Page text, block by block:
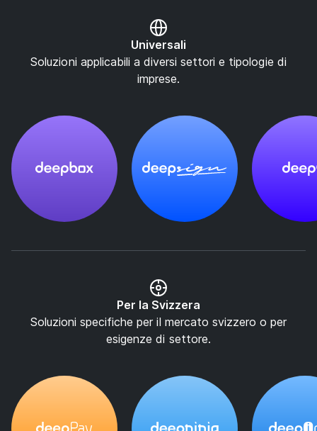
Universali
Soluzioni applicabili a diversi settori e tipologie di
imprese.
Per la Svizzera
Soluzioni specifiche per il mercato svizzero o per
esigenze di settore.